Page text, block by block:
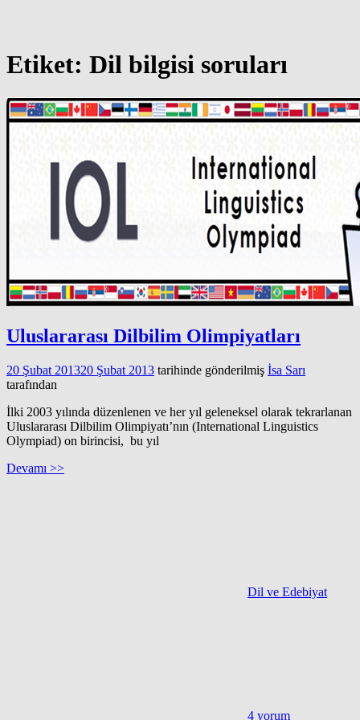
Etiket: Dil bilgisi soruları
Uluslararası Dilbilim Olimpiyatları
20 Şubat 201320 Şubat 2013 tarihinde gönderilmiş İsa Sarı
tarafından
İlki 2003 yılında düzenlenen ve her yıl geleneksel olarak tekrarlanan
Uluslararası Dilbilim Olimpiyatı’nın (International Linguistics
Olympiad) on birincisi, bu yıl
Devamı >>
Dil ve Edebiyat
4 yorum